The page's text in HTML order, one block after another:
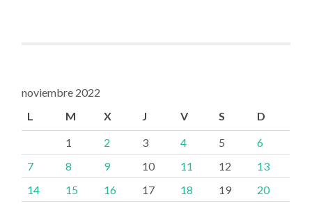
noviembre 2022
L
M X J V S D
1 2 3 4 5
6
7
8 9 10 11 12
13
14
15 16 17 18 19
20